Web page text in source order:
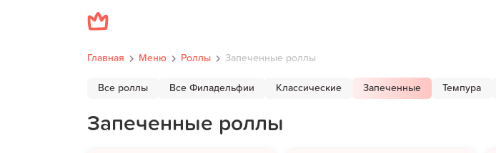
Главная Меню Роллы Запеченные роллы
Все роллы Все Филадельфии Классические Запеченные Темпура
Запеченные роллы